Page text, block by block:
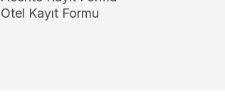
Otel Kayıt Formu